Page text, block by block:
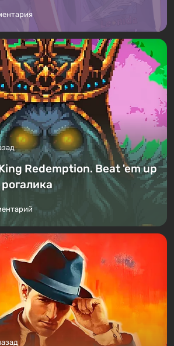
Redemption. Beat 'em up